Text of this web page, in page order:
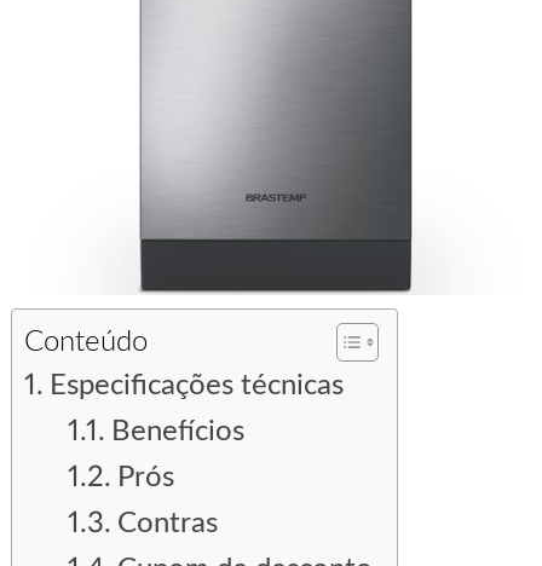
Conteúdo
Especificações técnicas
Benefícios
Prós
Contras